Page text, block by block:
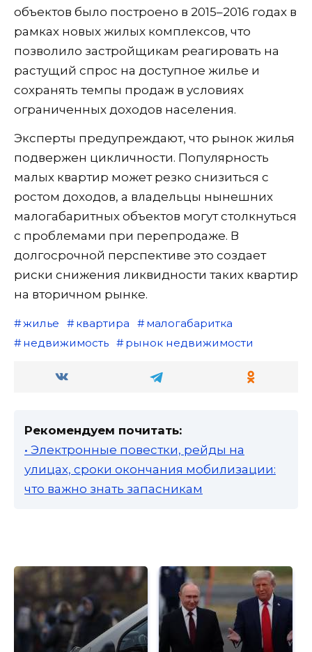
объектов было построено в 2015–2016 годах в
рамках новых жилых комплексов, что
позволило застройщикам реагировать на
растущий спрос на доступное жилье и
сохранять темпы продаж в условиях
ограниченных доходов населения.
Эксперты предупреждают, что рынок жилья
подвержен цикличности. Популярность
малых квартир может резко снизиться с
ростом доходов, а владельцы нынешних
малогабаритных объектов могут столкнуться
с проблемами при перепродаже. В
долгосрочной перспективе это создает
риски снижения ликвидности таких квартир
на вторичном рынке.
жилье квартира
малогабаритка
недвижимость
рынок недвижимости
Рекомендуем почитать:
• Электронные повестки, рейды на
улицах, сроки окончания мобилизации:
что важно знать запасникам